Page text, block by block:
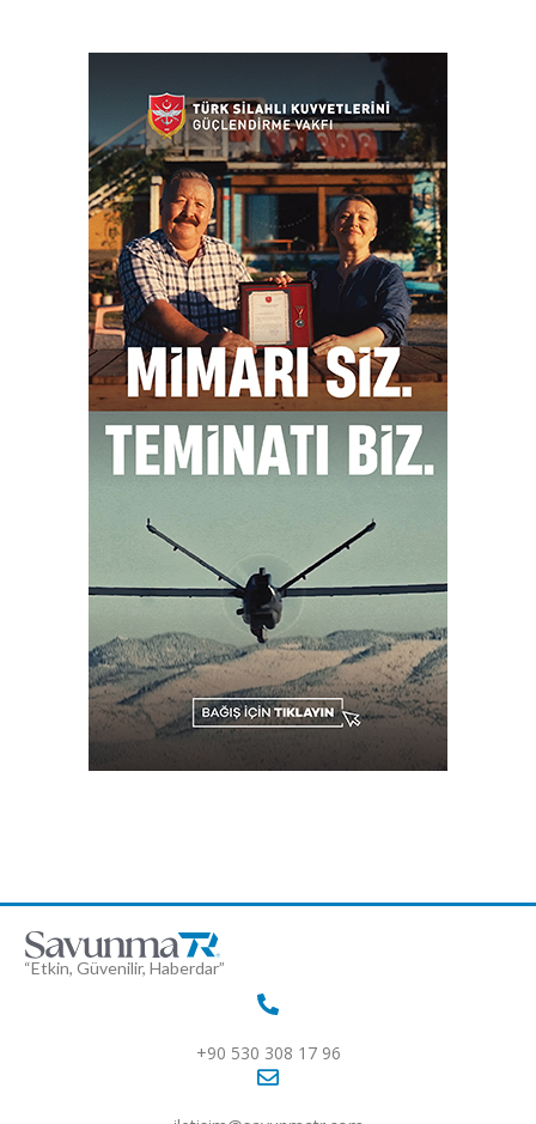
“Etkin, Güvenilir, Haberdar”
+90 530 308 17 96